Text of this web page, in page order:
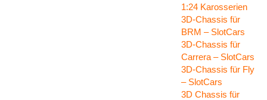
1:24 Karosserien
3D-Chassis für
BRM – SlotCars
3D-Chassis für
Carrera – SlotCars
3D-Chassis für Fly
– SlotCars
3D Chassis für